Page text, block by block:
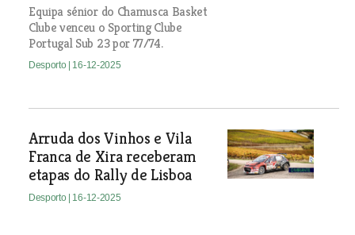
Equipa sénior do Chamusca Basket
Clube venceu o Sporting Clube
Portugal Sub 23 por 77/74.
Desporto | 16-12-2025
Arruda dos Vinhos e Vila
Franca de Xira receberam
etapas do Rally de Lisboa
Desporto | 16-12-2025